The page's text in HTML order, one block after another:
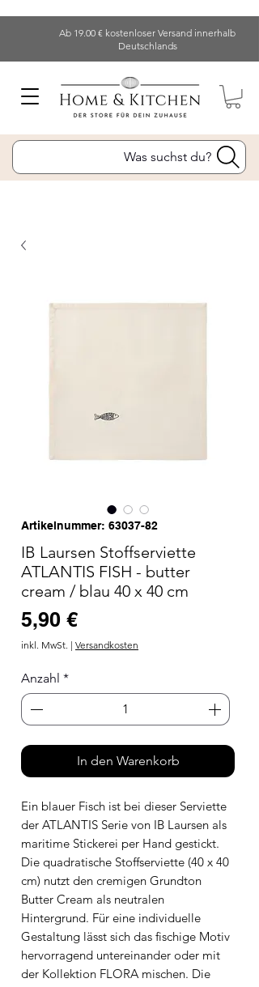
Ab 19.00 € kostenloser Versand innerhalb
Deutschlands
Was suchst du?
Artikelnummer: 63037-82
IB Laursen Stoffserviette
ATLANTIS FISH - butter
cream / blau 40 x 40 cm
5,90 €Preis
inkl. MwSt. | Versandkosten
Anzahl *
In den Warenkorb
Ein blauer Fisch ist bei dieser Serviette
der ATLANTIS Serie von IB Laursen als
maritime Stickerei per Hand gestickt.
Die quadratische Stoffserviette (40 x 40
cm) nutzt den cremigen Grundton
Butter Cream als neutralen
Hintergrund. Für eine individuelle
Gestaltung lässt sich das fischige Motiv
hervorragend untereinander oder mit
der Kollektion FLORA mischen. Die